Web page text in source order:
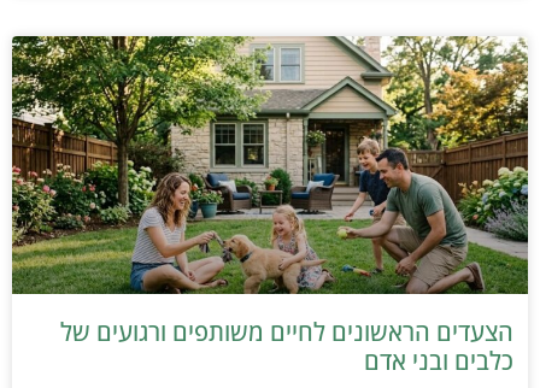
הצעדים הראשונים לחיים משותפים ורגועים של
כלבים ובני אדם